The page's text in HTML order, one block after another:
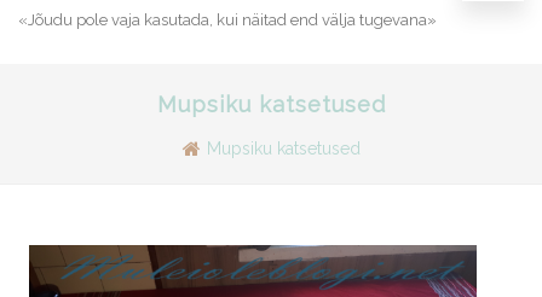
«Jõudu pole vaja kasutada, kui näitad end välja tugevana»
Mupsiku katsetused
Mupsiku katsetused